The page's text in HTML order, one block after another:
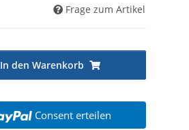
Frage zum Artikel
In den Warenkorb
Consent erteilen